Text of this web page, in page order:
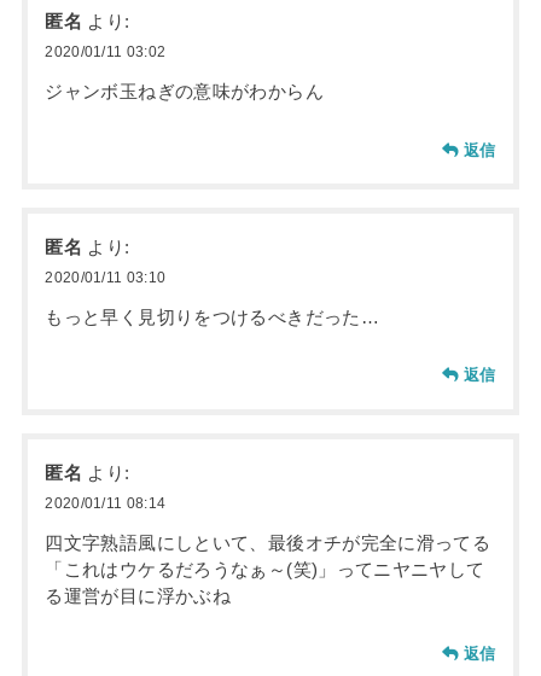
匿名 より:
2020/01/11 03:02
ジャンボ玉ねぎの意味がわからん
返信
匿名 より:
2020/01/11 03:10
もっと早く見切りをつけるべきだった…
返信
匿名 より:
2020/01/11 08:14
四文字熟語風にしといて、最後オチが完全に滑ってる
「これはウケるだろうなぁ～(笑)」ってニヤニヤして
る運営が目に浮かぶね
返信